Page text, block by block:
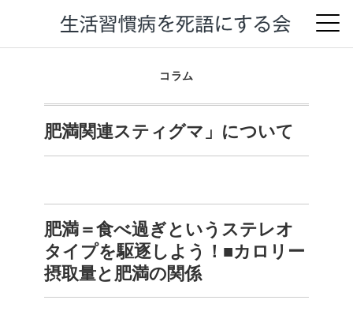
コラム
肥満関連スティグマ」について
肥満＝食べ過ぎというステレオ
タイプを駆逐しよう！ ■カロリー
摂取量と肥満の関係